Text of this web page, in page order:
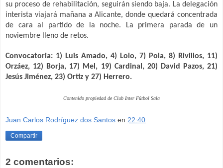
su proceso de rehabilitación, seguirán siendo baja. La delegación
interista viajará mañana a Alicante, donde quedará concentrada
de cara al partido de la noche. La primera parada de un
noviembre lleno de retos.
Convocatoria: 1) Luis Amado, 4) Lolo, 7) Pola, 8) Rivillos, 11)
Orzáez, 12) Borja, 17) Mel, 19) Cardinal, 20) David Pazos, 21)
Jesús Jiménez, 23) Ortiz y 27) Herrero.
Contenido propiedad de Club Inter Fútbol Sala
Juan Carlos Rodríguez dos Santos en 22:40
Compartir
2 comentarios: